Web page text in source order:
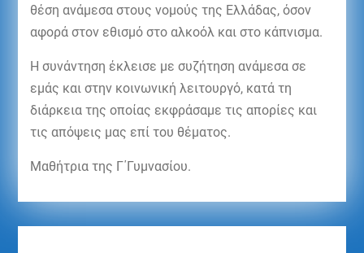
θέση ανάμεσα στους νομούς της Ελλάδας, όσον
αφορά στον εθισμό στο αλκοόλ και στο κάπνισμα.
Η συνάντηση έκλεισε με συζήτηση ανάμεσα σε
εμάς και στην κοινωνική λειτουργό, κατά τη
διάρκεια της οποίας εκφράσαμε τις απορίες και
τις απόψεις μας επί του θέματος.
Μαθήτρια της Γ΄Γυμνασίου.